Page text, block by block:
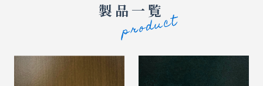
製品一覧